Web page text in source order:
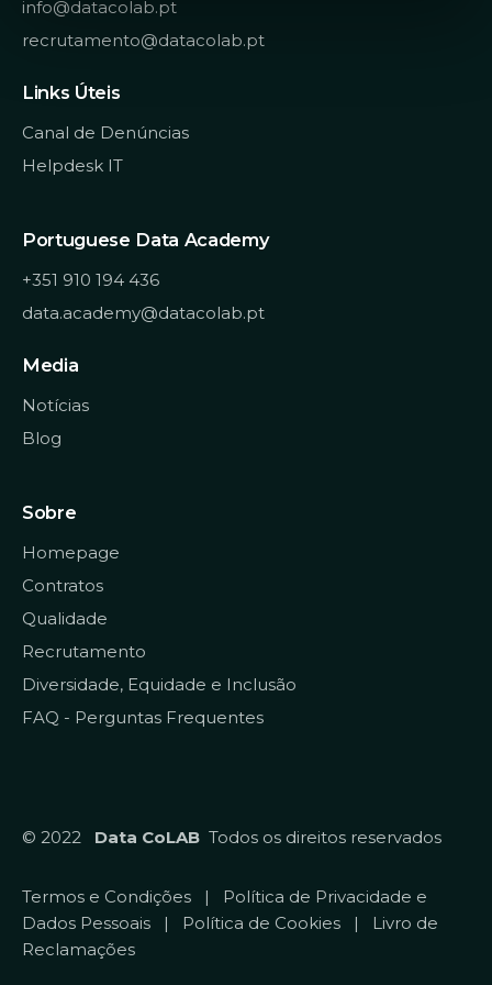
info@datacolab.pt
recrutamento@datacolab.pt
Links Úteis
Canal de Denúncias
Helpdesk IT
Portuguese Data Academy
+351 910 194 436
data.academy@datacolab.pt
Media
Notícias
Blog
Sobre
Homepage
Contratos
Qualidade
Recrutamento
Diversidade, Equidade e Inclusão
FAQ - Perguntas Frequentes
© 2022 Data CoLAB Todos os direitos reservados
Termos e Condições |
Política de Privacidade e
Dados Pessoais | Política de Cookies |
Livro de
Reclamações